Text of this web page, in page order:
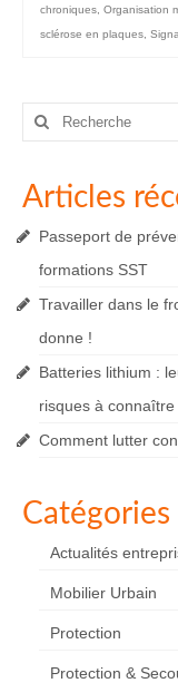
chroniques Organisation
sclérose en plaques
Rechercher
Articles
Passeport de
formations SST
Travailler dans le
donne !
Batteries lithium :
risques à connaître
Comment lutter
Catégories
Actualités
Mobilier Urbain
Protection
Protection &